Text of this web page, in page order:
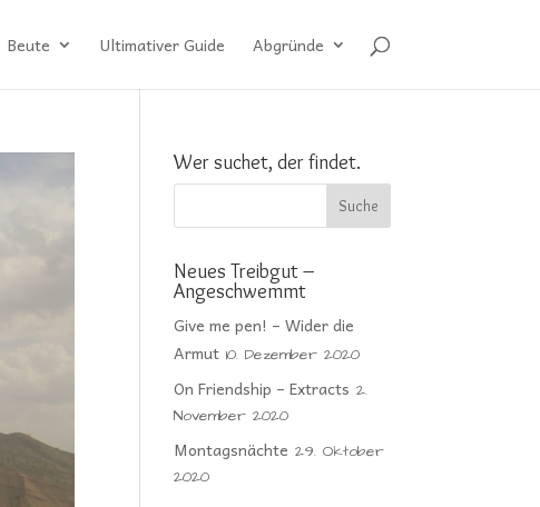
Beute Ultimativer Guide Abgründe
Wer suchet, der findet.
Neues Treibgut –
Angeschwemmt
Give me pen! – Wider die
Armut 10. Dezember 2020
On Friendship – Extracts 2.
November 2020
Montagsnächte 29. Oktober
2020